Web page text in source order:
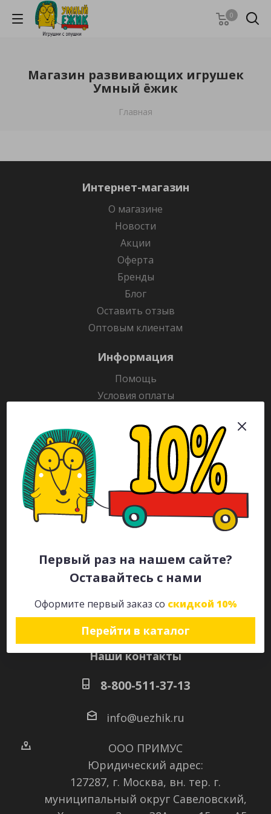
Первый раз на нашем сайте?
Оставайтесь с нами
Оформите первый заказ со скидкой 10%
Перейти в каталог
0
Магазин развивающих игрушек
Умный ёжик
Главная
Интернет-магазин
О магазине
Новости
Акции
Оферта
Бренды
Блог
Оставить отзыв
Оптовым клиентам
Информация
Помощь
Условия оплаты
Гарантия на товар
Раскраски
Рекламодателям
Каталог
Будьте всегда в курсе!
Наши контакты
8-800-511-37-13
info@uezhik.ru
ООО ПРИМУС
Юридический адрес:
127287, г. Москва, вн. тер. г.
муниципальный округ Савеловский,